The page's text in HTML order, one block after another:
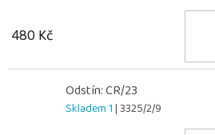
480 Kč
Odstín: CR/23
Skladem 1| 3325/2/9